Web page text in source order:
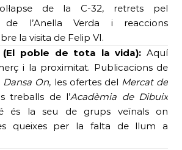
de la C-32, retrets pel
de l’Anella Verda i reaccions
la visita de Felip VI.
(El poble de tota la vida): Aquí
i la proximitat. Publicacions de
Dansa On, les ofertes del Mercat de
treballs de l’Acadèmia de Dibuix
és la seu de grups veïnals on
queixes per la falta de llum a